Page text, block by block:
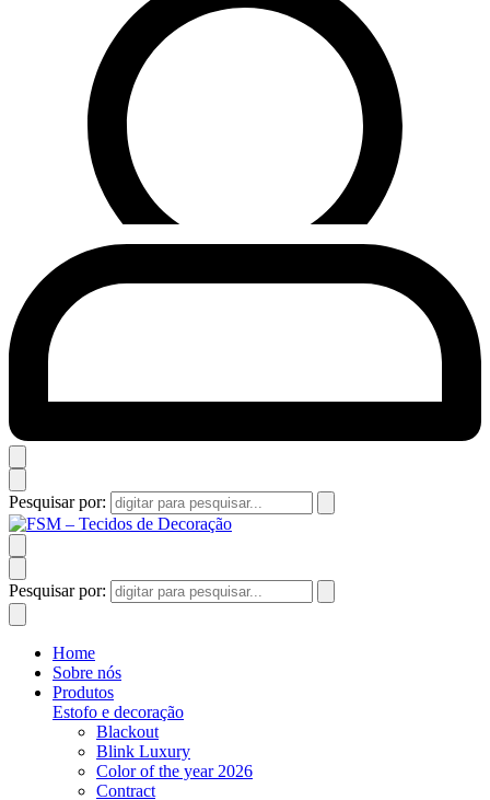
Pesquisar por:
Pesquisar por:
Home
Sobre nós
Produtos
Estofo e decoração
Blackout
Blink Luxury
Color of the year 2026
Contract